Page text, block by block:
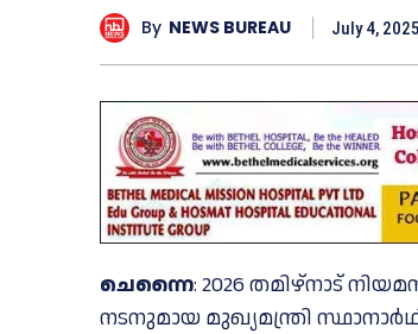
By NEWS BUREAU July 4, 2025
ചെന്നൈ: 2026 തമിഴ്നാട്
നടനുമായ മുഖ്യമന്ത്രി